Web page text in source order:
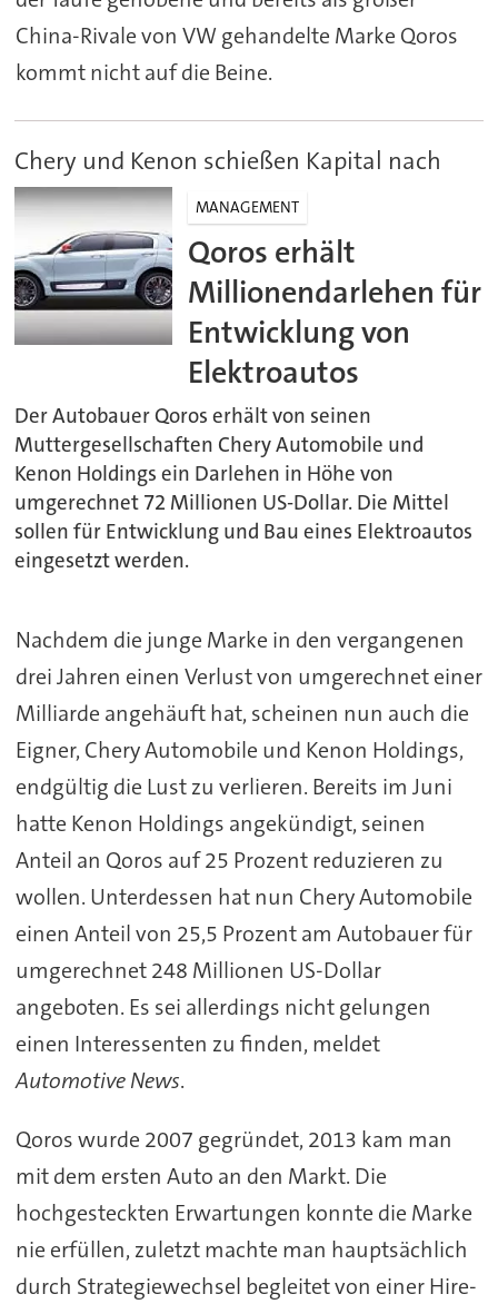
China-Rivale von VW gehandelte Marke Qoros
kommt nicht auf die Beine.
Chery und Kenon schießen Kapital nach
MANAGEMENT
Qoros erhält
Millionendarlehen für
Entwicklung von
Elektroautos
Der Autobauer Qoros erhält von seinen
Muttergesellschaften Chery Automobile und
Kenon Holdings ein Darlehen in Höhe von
umgerechnet 72 Millionen US-Dollar. Die Mittel
sollen für Entwicklung und Bau eines Elektroautos
eingesetzt werden.
Nachdem die junge Marke in den vergangenen
drei Jahren einen Verlust von umgerechnet einer
Milliarde angehäuft hat, scheinen nun auch die
Eigner, Chery Automobile und Kenon Holdings,
endgültig die Lust zu verlieren. Bereits im Juni
hatte Kenon Holdings angekündigt, seinen
Anteil an Qoros auf 25 Prozent reduzieren zu
wollen. Unterdessen hat nun Chery Automobile
einen Anteil von 25,5 Prozent am Autobauer für
umgerechnet 248 Millionen US-Dollar
angeboten. Es sei allerdings nicht gelungen
einen Interessenten zu finden, meldet
Automotive News.
Qoros wurde 2007 gegründet, 2013 kam man
mit dem ersten Auto an den Markt. Die
hochgesteckten Erwartungen konnte die Marke
nie erfüllen, zuletzt machte man hauptsächlich
durch Strategiewechsel begleitet von einer Hire-